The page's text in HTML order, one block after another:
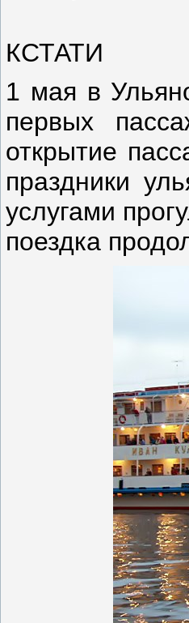
КСТАТИ
1 мая в
первых
открытие
праздники
услугами
поездка